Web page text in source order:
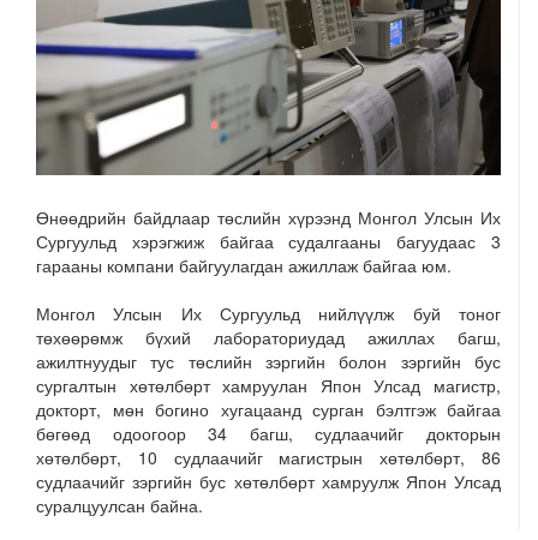
Өнөөдрийн байдлаар төслийн хүрээнд Монгол Улсын Их
Сургуульд хэрэгжиж байгаа судалгааны багуудаас 3
гарааны компани байгуулагдан ажиллаж байгаа юм.
Монгол Улсын Их Сургуульд нийлүүлж буй тоног
төхөөрөмж бүхий лабораториудад ажиллах багш,
ажилтнуудыг тус төслийн зэргийн болон зэргийн бус
сургалтын хөтөлбөрт хамруулан Япон Улсад магистр,
докторт, мөн богино хугацаанд сурган бэлтгэж байгаа
бөгөөд одоогоор 34 багш, судлаачийг докторын
хөтөлбөрт, 10 судлаачийг магистрын хөтөлбөрт, 86
судлаачийг зэргийн бус хөтөлбөрт хамруулж Япон Улсад
суралцуулсан байна.